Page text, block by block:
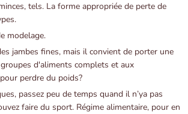
tels. La forme appropriée de perte de
modelage.
jambes fines, mais il convient de porter une
d'aliments complets et aux
perdre du poids?
passez peu de temps quand il n’ya pas
faire du sport. Régime alimentaire, pour en